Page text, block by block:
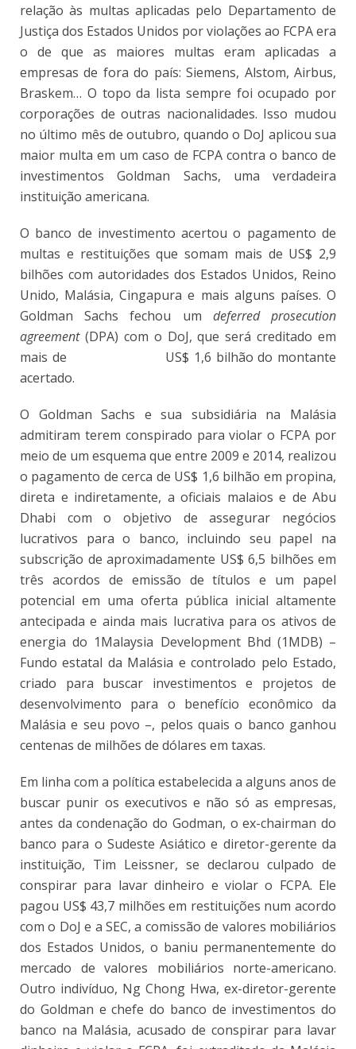
relação às multas aplicadas pelo Departamento de
Justiça dos Estados Unidos por violações ao FCPA era
o de que as maiores multas eram aplicadas a
empresas de fora do país: Siemens, Alstom, Airbus,
Braskem… O topo da lista sempre foi ocupado por
corporações de outras nacionalidades. Isso mudou
no último mês de outubro, quando o DoJ aplicou sua
maior multa em um caso de FCPA contra o banco de
investimentos Goldman Sachs, uma verdadeira
instituição americana.
O banco de investimento acertou o pagamento de
multas e restituições que somam mais de US$ 2,9
bilhões com autoridades dos Estados Unidos, Reino
Unido, Malásia, Cingapura e mais alguns países. O
Goldman Sachs fechou um deferred prosecution
agreement(DPA) com o DoJ, que será creditado em
mais de US$ 1,6 bilhão do montante
acertado.
O Goldman Sachs e sua subsidiária na Malásia
admitiram terem conspirado para violar o FCPA por
meio de um esquema que entre 2009 e 2014, realizou
o pagamento de cerca de US$ 1,6 bilhão em propina,
direta e indiretamente, a oficiais malaios e de Abu
Dhabi com o objetivo de assegurar negócios
lucrativos para o banco, incluindo seu papel na
subscrição de aproximadamente US$ 6,5 bilhões em
três acordos de emissão de títulos e um papel
potencial em uma oferta pública inicial altamente
antecipada e ainda mais lucrativa para os ativos de
energia do 1Malaysia Development Bhd (1MDB) –
Fundo estatal da Malásia e controlado pelo Estado,
criado para buscar investimentos e projetos de
desenvolvimento para o benefício econômico da
Malásia e seu povo –, pelos quais o banco ganhou
centenas de milhões de dólares em taxas.
Em linha com a política estabelecida a alguns anos de
buscar punir os executivos e não só as empresas,
antes da condenação do Godman, o ex-chairman do
banco para o Sudeste Asiático e diretor-gerente da
instituição, Tim Leissner, se declarou culpado de
conspirar para lavar dinheiro e violar o FCPA. Ele
pagou US$ 43,7 milhões em restituições num acordo
com o DoJ e a SEC, a comissão de valores mobiliários
dos Estados Unidos, o baniu permanentemente do
mercado de valores mobiliários norte-americano.
Outro indivíduo, Ng Chong Hwa, ex-diretor-gerente
do Goldman e chefe do banco de investimentos do
banco na Malásia, acusado de conspirar para lavar